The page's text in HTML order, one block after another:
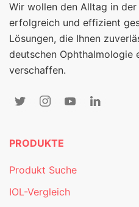
Wir wollen den Alltag in
erfolgreich und effizient
Lösungen, die Ihnen
deutschen Ophthalmologie
verschaffen.
PRODUKTE
Produkt Suche
IOL-Vergleich